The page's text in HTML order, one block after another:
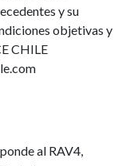
y su
objetivas y
CHILE
al RAV4,